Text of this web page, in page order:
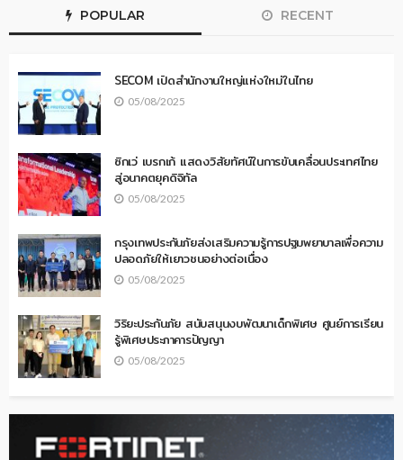
POPULAR RECENT
SECOM เปิดสำนักงานใหญ่แห่งใหม่ในไทย
05/08/2025
ซิกเว่ เบรกเก้ แสดงวิสัยทัศน์ในการขับเคลื่อนประเทศไทย
สู่อนาคตยุคดิจิทัล
05/08/2025
กรุงเทพประกันภัยส่งเสริมความรู้การปฐมพยาบาลเพื่อความ
ปลอดภัยให้เยาวชนอย่างต่อเนื่อง
05/08/2025
วิริยะประกันภัย สนับสนุนงบพัฒนาเด็กพิเศษ ศูนย์การเรียน
รู้พิเศษประภาคารปัญญา
05/08/2025